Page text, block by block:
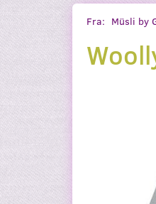
Fra: Müsli by